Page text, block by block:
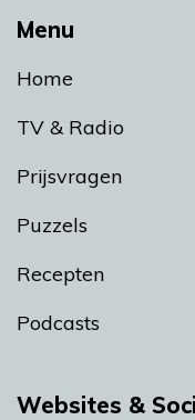
Menu
Home
TV & Radio
Prijsvragen
Puzzels
Recepten
Podcasts
Websites &